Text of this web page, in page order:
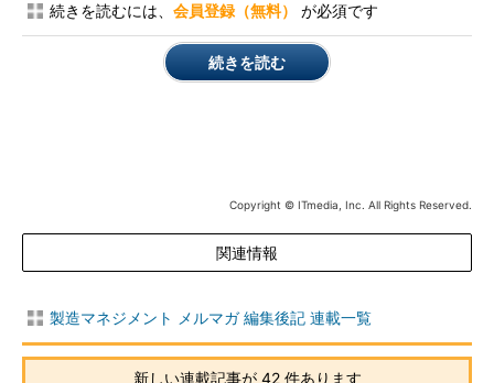
続きを読むには、 会員登録（無料） が必須です
続きを読む
Copyright © ITmedia, Inc. All Rights Reserved.
関連情報
製造マネジメント メルマガ 編集後記 連載一覧
新しい連載記事が 42 件あります